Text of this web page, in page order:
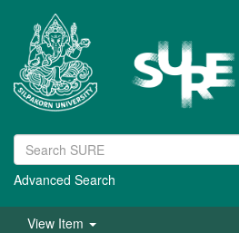
Advanced Search
View Item